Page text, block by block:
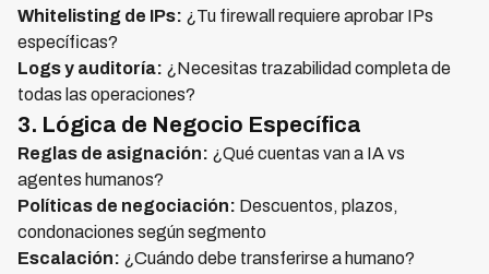
Whitelisting de IPs: ¿Tu firewall requiere aprobar IPs
específicas?
Logs y auditoría: ¿Necesitas trazabilidad completa de
todas las operaciones?
3. Lógica de Negocio Específica
Reglas de asignación: ¿Qué cuentas van a IA vs
agentes humanos?
Políticas de negociación: Descuentos, plazos,
condonaciones según segmento
Escalación: ¿Cuándo debe transferirse a humano?